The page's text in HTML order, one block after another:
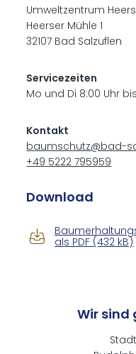
Umweltzentrum
Heerser Mühle 1
32107 Bad Salz­uflen
Servicezeiten
Mo und Di 8:00 Uhr
Kontakt
baumschutz@bad-
+49 5222 795959
Down­load
als PDF (432 kB)
Wir sind